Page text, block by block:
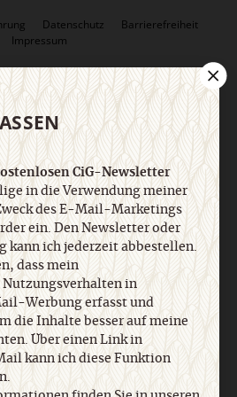
Datenschutz
Barrierefreiheit
Impressum
Abo online kündigen
Nach oben
CiG-Newsletter
in die Verwendung meiner
des E-Mail-Marketings
ein. Den Newsletter oder
kann ich jederzeit abbestellen.
dass mein
Nutzungsverhalten in
Werbung erfasst und
die Inhalte besser auf meine
Über einen Link in
kann ich diese Funktion